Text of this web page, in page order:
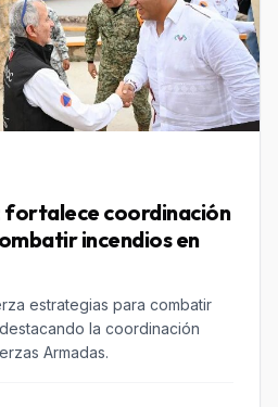
fortalece coordinación
incendios en
estrategias para combatir
la coordinación
Armadas.